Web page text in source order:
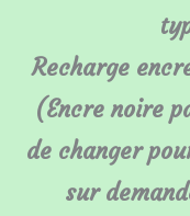
Recharge
(Encre noire
de changer
sur